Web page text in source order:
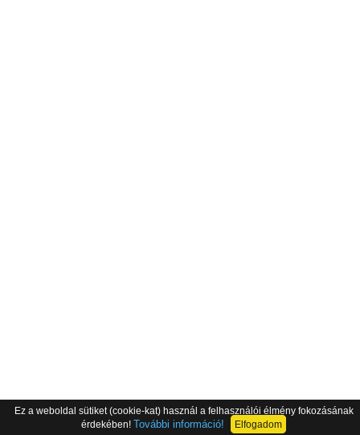
Ez a weboldal sütiket (cookie-kat) használ a felhasználói élmény fokozásának
érdekében! További információ! Elfogadom